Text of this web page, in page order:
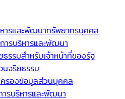
ารและพัฒนาทรัพยากรบุคคล
ารบริหารและพัฒนา
ธรรมสำหรับเจ้าหน้าที่ของรัฐ
นจริยธรรม
รองข้อมูลส่วนบุคคล
รบริหารและพัฒนา